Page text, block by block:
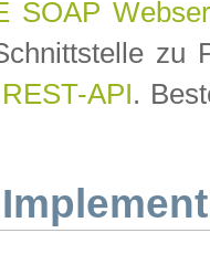
SOAP
zu
REST-API.